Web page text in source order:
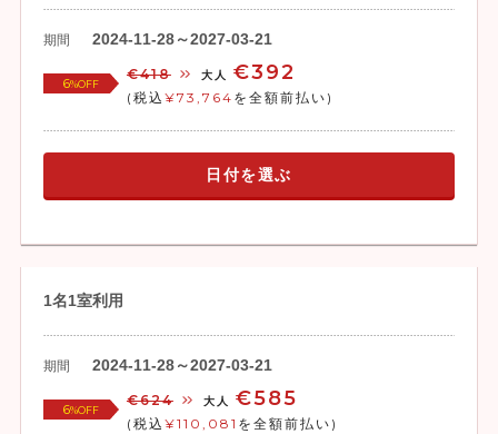
期間 2024-11-28～2027-03-21
6%OFF
€418 大人 €392
(税込 ¥73,764 を全額前払い)
日付を選ぶ
1名1室利用
期間 2024-11-28～2027-03-21
6%OFF
€624 大人 €585
(税込 ¥110,081 を全額前払い)